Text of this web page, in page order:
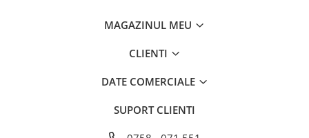
MAGAZINUL MEU
CLIENTI
DATE COMERCIALE
SUPORT CLIENTI